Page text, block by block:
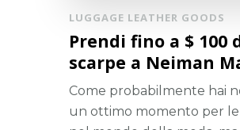
LUGGAGE LEATHER GOODS
Prendi fino a $ 100
scarpe a Neiman
Come probabilmente hai
un ottimo momento per